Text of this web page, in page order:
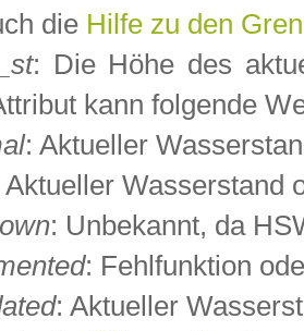
die Hilfe zu den
: Die Höhe des
kann folgende
: Aktueller
Aktueller Wasserstand
: Unbekannt, da
: Fehlfunktion
: Aktueller